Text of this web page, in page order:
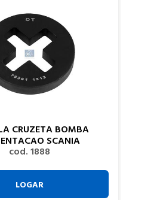
CRUZETA BOMBA
SCANIA
cod. 1888
LOGAR